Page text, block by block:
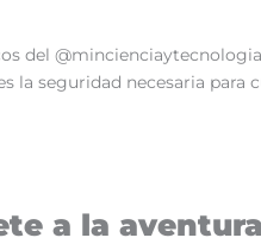
del
la seguridad necesaria para
a la